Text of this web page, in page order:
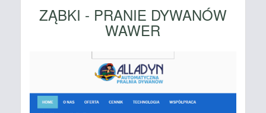
ZĄBKI - PRANIE DYWANÓW
WAWER